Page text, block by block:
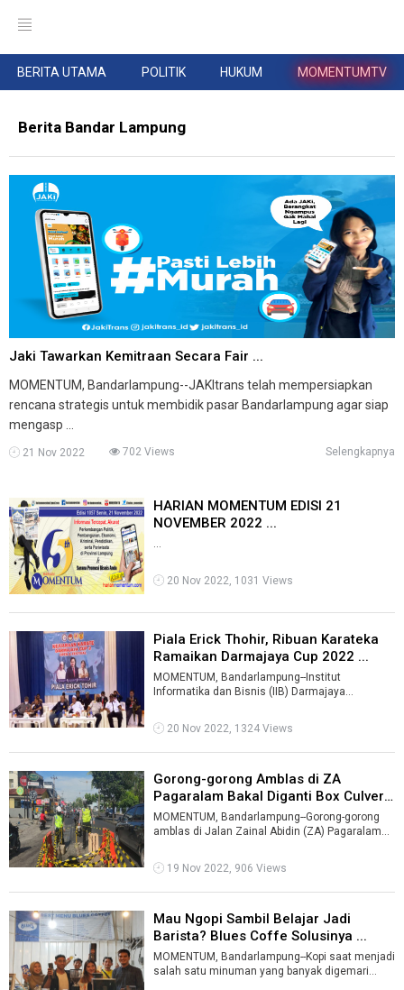
BERITA UTAMA POLITIK HUKUM MOMENTUMTV
Berita Bandar Lampung
Jaki Tawarkan Kemitraan Secara Fair ...
MOMENTUM, Bandarlampung--JAKItrans telah mempersiapkan
rencana strategis untuk membidik pasar Bandarlampung agar siap
mengasp ...
21 Nov 2022 702 Views Selengkapnya
HARIAN MOMENTUM EDISI 21
NOVEMBER 2022 ...
...
20 Nov 2022, 1031 Views
Piala Erick Thohir, Ribuan Karateka
Ramaikan Darmajaya Cup 2022 ...
MOMENTUM, Bandarlampung--Institut
Informatika dan Bisnis (IIB) Darmajaya
20 Nov 2022, 1324 Views
Gorong-gorong Amblas di ZA
Pagaralam Bakal Diganti Box Culvert
...
MOMENTUM, Bandarlampung--Gorong-gorong
amblas di Jalan Zainal Abidin (ZA) Pagaralam
19 Nov 2022, 906 Views
Mau Ngopi Sambil Belajar Jadi
Barista? Blues Coffe Solusinya ...
MOMENTUM, Bandarlampung--Kopi saat menjadi
salah satu minuman yang banyak digemari